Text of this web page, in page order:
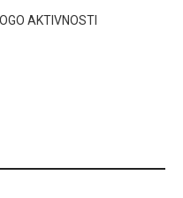
AKTIVNOSTI